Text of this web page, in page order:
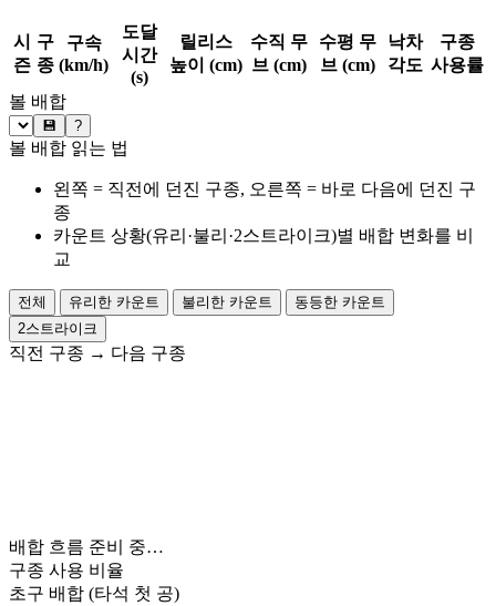
시
즌
구
종
구속
(km/h)
도달
시간
(s)
릴리스
높이 (cm)
수직 무
브 (cm)
수평 무
브 (cm)
낙차
각도
구종
사용률
볼 배합
💾 ?
볼 배합 읽는 법
왼쪽 = 직전에 던진 구종, 오른쪽 = 바로 다음에 던진 구
종
카운트 상황(유리·불리·2스트라이크)별 배합 변화를 비
교
전체 유리한 카운트 불리한 카운트
동등한 카운트
2스트라이크
직전 구종 → 다음 구종
배합 흐름 준비 중…
구종 사용 비율
초구 배합 (타석 첫 공)